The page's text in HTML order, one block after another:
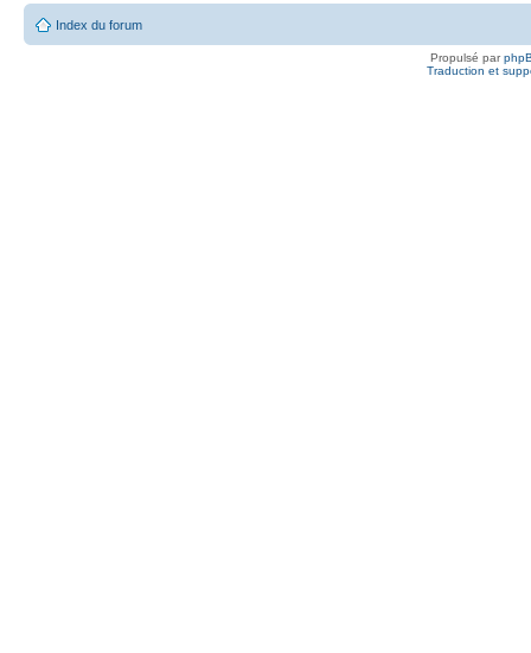
Index du forum
Propulsé par
Traduction et